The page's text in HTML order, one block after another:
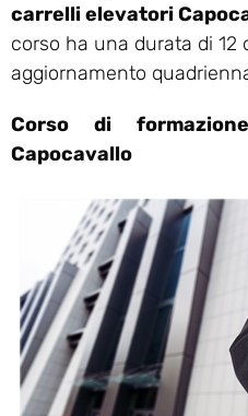
carrelli elevatori
corso ha una durata di 12
aggiornamento
Corso di
Capocavallo